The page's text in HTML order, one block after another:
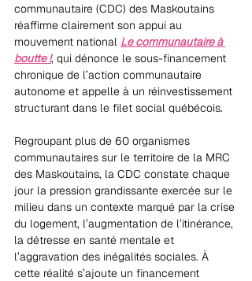
communautaire (CDC) des Maskoutains
réaffirme clairement son appui au
mouvement national Le communautaire à
boutte !, qui dénonce le sous-financement
chronique de l’action communautaire
autonome et appelle à un réinvestissement
structurant dans le filet social québécois.
Regroupant plus de 60 organismes
communautaires sur le territoire de la MRC
des Maskoutains, la CDC constate chaque
jour la pression grandissante exercée sur le
milieu dans un contexte marqué par la crise
du logement, l’augmentation de l’itinérance,
la détresse en santé mentale et
l’aggravation des inégalités sociales. À
cette réalité s’ajoute un financement